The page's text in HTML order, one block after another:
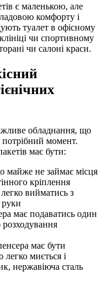
є маленькою, але
комфорту і
туалет в офісному
чи спортивному
чи салоні краси.
обладнання, що
момент.
має бути:
майже не займає місця
кріплення
легко вийматись з
має подаватись один
має бути
легко миється і
нержавіюча сталь